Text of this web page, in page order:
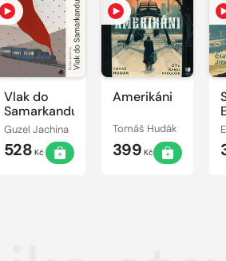
Vlak do
Samarkandu
Guzel Jachina
528 Kč
Amerikáni
Tomáš Hudák
399 Kč